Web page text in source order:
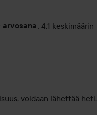
arvosana , 4.1 keskimäärin
voidaan lähettää heti.